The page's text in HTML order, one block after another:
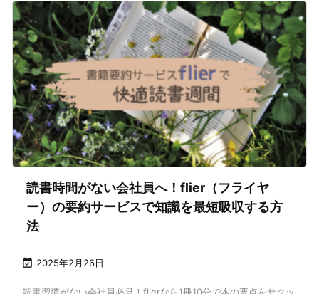
読書時間がない会社員へ！flier（フライヤ
ー）の要約サービスで知識を最短吸収する方
法
 2025年2月26日
読書習慣がない会社員必見！flierなら1冊10分で本の要点をサクッ